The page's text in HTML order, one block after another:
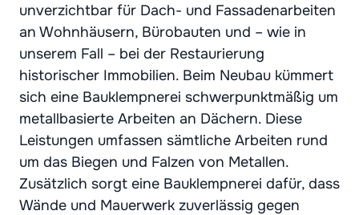
unverzichtbar für Dach- und Fassadenarbeiten
an Wohnhäusern, Bürobauten und – wie in
unserem Fall – bei der Restaurierung
historischer Immobilien. Beim Neubau kümmert
sich eine Bauklempnerei schwerpunktmäßig um
metallbasierte Arbeiten an Dächern. Diese
Leistungen umfassen sämtliche Arbeiten rund
um das Biegen und Falzen von Metallen.
Zusätzlich sorgt eine Bauklempnerei dafür, dass
Wände und Mauerwerk zuverlässig gegen